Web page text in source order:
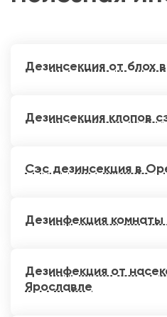
Дезинсекция от блох
Дезинсекция клопов
Сэс дезинсекция в
Дезинфекция комнаты
Дезинфекция от
Ярославле